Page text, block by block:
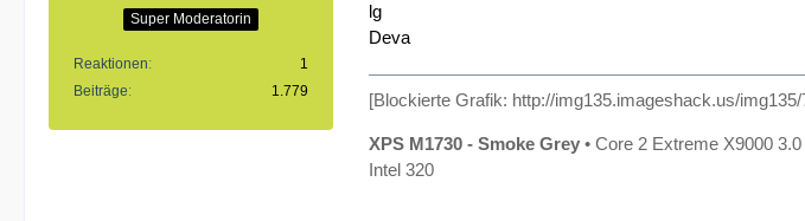
Super Moderatorin
Reaktionen
1
Beiträge
1.779
lg
Deva
[Blockierte Grafik: http://img135.imageshack.us/
XPS M1730 - Smoke Grey • Core 2 Extreme X9000
Intel 320